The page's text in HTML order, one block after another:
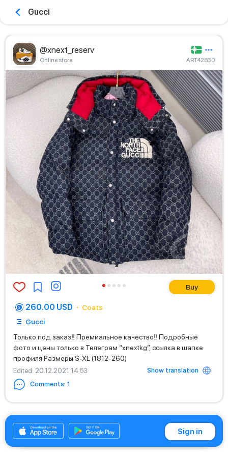
Gucci
@xnext_reserv
Online store ART42830
Buy
260.00 USD
Coats
Gucci
Только под заказ‼️ Премиальное качество‼️ Подробные
фото и цены только в Телеграм “xnextkg”, ссылка в шапке
профиля Размеры S-XL (1812-260)
Edited: 20.12.2021 14:53
Show translation
Comments: 1
+996700973835 Sign in